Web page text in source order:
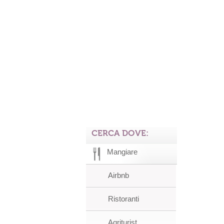
CERCA DOVE:
Mangiare
Airbnb
Ristoranti
Agriturist